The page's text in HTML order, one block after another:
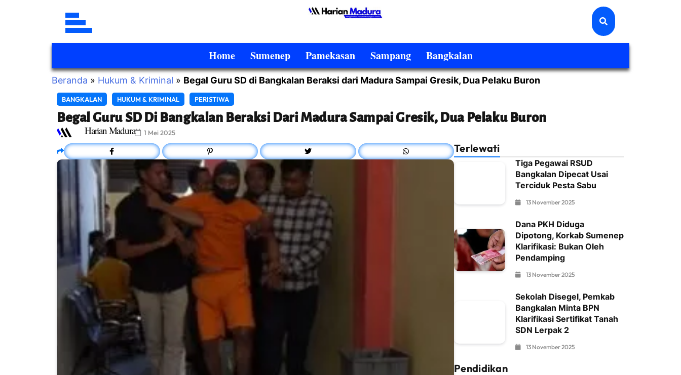
Home Sumenep Pamekasan Sampang Bangkalan
Beranda » Hukum & Kriminal » Begal Guru SD di Bangkalan Beraksi dari Madura Sampai Gresik, Dua Pelaku Buron
BANGKALAN HUKUM & KRIMINAL PERISTIWA
Begal Guru SD Di Bangkalan Beraksi Dari Madura Sampai Gresik, Dua Pelaku Buron
1 Mei 2025
Harian Madura
Terlewati
Tiga Pegawai RSUD
Bangkalan Dipecat Usai
Terciduk Pesta Sabu
13 November 2025
Dana PKH Diduga
Dipotong, Korkab Sumenep
Klarifikasi: Bukan Oleh
Pendamping
13 November 2025
Sekolah Disegel, Pemkab
Bangkalan Minta BPN
Klarifikasi Sertifikat Tanah
SDN Lerpak 2
13 November 2025
Pendidikan